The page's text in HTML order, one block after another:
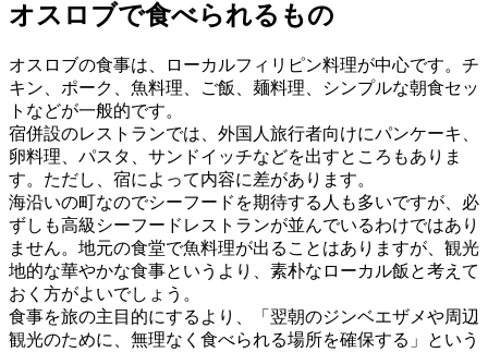
オスロブで食べられるもの
オスロブの食事は、ローカルフィリピン料理が中心です。チ
キン、ポーク、魚料理、ご飯、麺料理、シンプルな朝食セッ
トなどが一般的です。
宿併設のレストランでは、外国人旅行者向けにパンケーキ、
卵料理、パスタ、サンドイッチなどを出すところもありま
す。ただし、宿によって内容に差があります。
海沿いの町なのでシーフードを期待する人も多いですが、必
ずしも高級シーフードレストランが並んでいるわけではあり
ません。地元の食堂で魚料理が出ることはありますが、観光
地的な華やかな食事というより、素朴なローカル飯と考えて
おく方がよいでしょう。
食事を旅の主目的にするより、「翌朝のジンベエザメや周辺
観光のために、無理なく食べられる場所を確保する」という